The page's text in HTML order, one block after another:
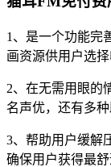
1、是一个功能完
画资源供用户选择
2、在无需用眼的
名声优，还有多
3、帮助用户缓解
确保用户获得最舒